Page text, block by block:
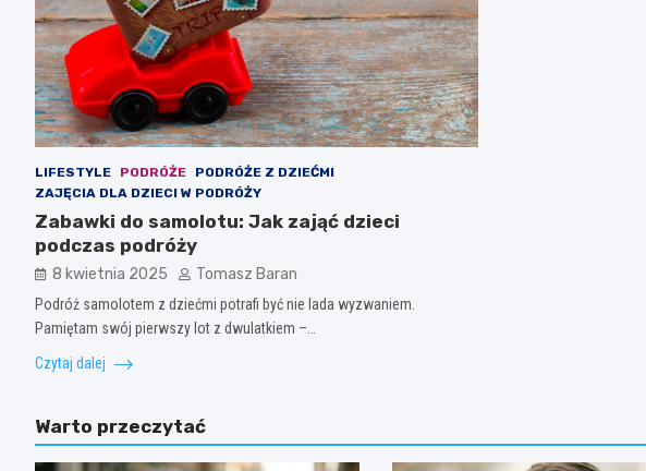
LIFESTYLE PODRÓŻE
PODRÓŻE Z DZIEĆMI
ZAJĘCIA DLA DZIECI W PODRÓŻY
Zabawki do samolotu: Jak zająć dzieci
podczas podróży
8 kwietnia 2025 Tomasz Baran
Podróż samolotem z dziećmi potrafi być nie lada wyzwaniem.
Pamiętam swój pierwszy lot z dwulatkiem –…
Czytaj dalej
Warto przeczytać